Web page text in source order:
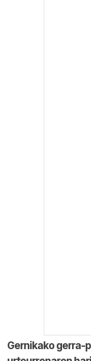
Gernikako gerra-